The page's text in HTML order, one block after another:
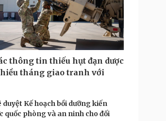
Sành điệu
Tin Công nghệ
Trải nghiệm
Chuyển đổi số
Podcast
Câu chuyện thời sự
Cửa sổ tình yêu
Kể chuyện cho bé
thông tin thiếu hụt đạn dược
tháng giao tranh với
duyệt Kế hoạch bồi dưỡng kiến
quốc phòng và an ninh cho đối